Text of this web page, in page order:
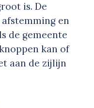
is. De
en
de gemeente
kan of
aan de zijlijn